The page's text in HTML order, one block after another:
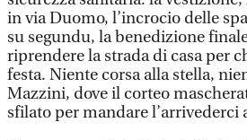
in via Duomo, l’incrocio delle
su segundu, la benedizione
riprendere la strada di casa per
festa. Niente corsa alla stella,
Mazzini, dove il corteo
sfilato per mandare l’arrivederci